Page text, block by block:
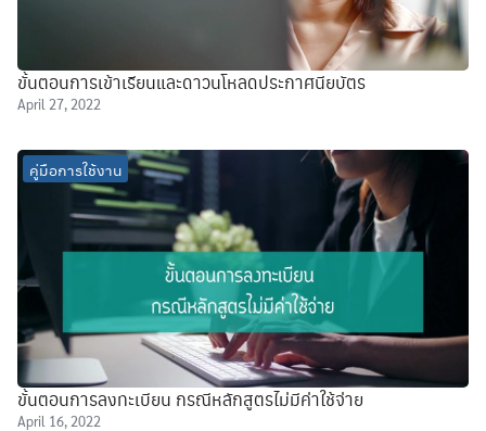
ขั้นตอนการเข้าเรียนและดาวนโหลดประกาศนียบัตร
April 27, 2022
คู่มือการใช้งาน
ขั้นตอนการลงทะเบียน กรณีหลักสูตรไม่มีค่าใช้จ่าย
April 16, 2022